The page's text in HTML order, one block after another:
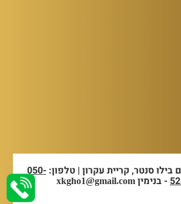
בילו סנטר, קריית עקרון | טלפון:050-
- בנימין xkgho1@gmail.com